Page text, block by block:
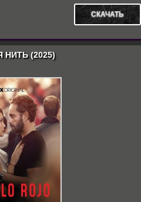
СКАЧАТЬ
НИТЬ (2025)